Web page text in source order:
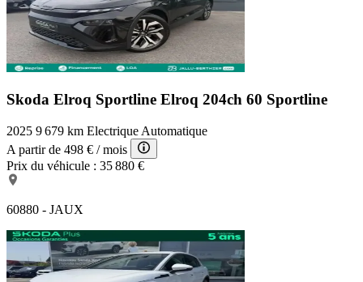
Skoda Elroq Sportline Elroq 204ch 60 Sportline
2025 9 679 km Electrique Automatique
A partir de 498 € / mois
Prix du véhicule : 35 880 €
60880 - JAUX